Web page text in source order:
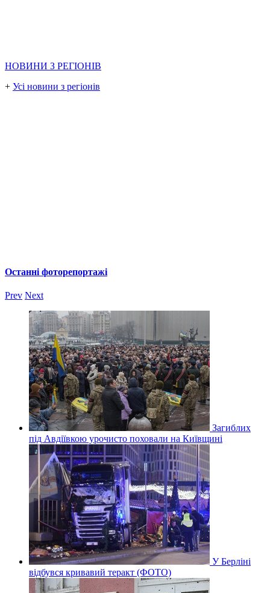
НОВИНИ З РЕГІОНІВ
+ Усі новини з регіонів
Останні фоторепортажі
Prev Next
Загиблих
під Авдіївкою урочисто поховали на Київщині
У Берліні
відбувся кривавий теракт (ФОТО)